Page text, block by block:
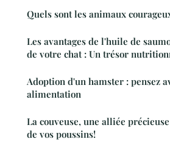
Quels sont les animaux
Les avantages de l'huile de
de votre chat : Un trésor
Adoption d'un hamster : pensez
alimentation
La couveuse, une alliée
de vos poussins!